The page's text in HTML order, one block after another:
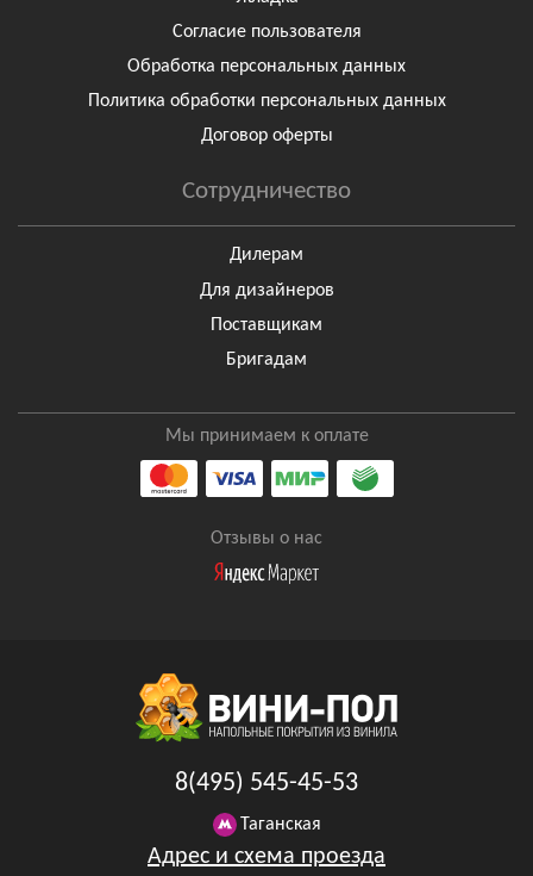
Согласие пользователя
Обработка персональных данных
Политика обработки персональных данных
Договор оферты
Сотрудничество
Дилерам
Для дизайнеров
Поставщикам
Бригадам
Мы принимаем к оплате
Отзывы о нас
8(495) 545-45-53
Таганская
Адрес и схема проезда